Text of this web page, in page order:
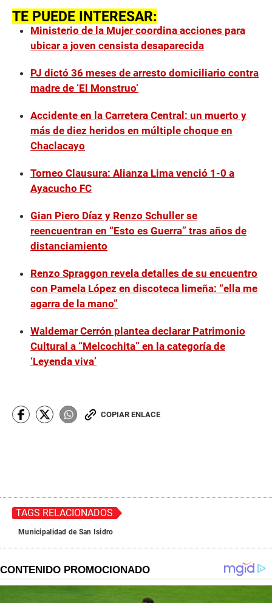
TE PUEDE INTERESAR:
Ministerio de la Mujer coordina acciones para
ubicar a joven censista desaparecida
PJ dictó 36 meses de arresto domiciliario contra
madre de ‘El Monstruo’
Accidente en la Carretera Central: un muerto y
más de diez heridos en múltiple choque en
Chaclacayo
Torneo Clausura: Alianza Lima venció 1-0 a
Ayacucho FC
Gian Piero Díaz y Renzo Schuller se
reencuentran en “Esto es Guerra” tras años de
distanciamiento
Renzo Spraggon revela detalles de su encuentro
con Pamela López en discoteca limeña: “ella me
agarra de la mano”
Waldemar Cerrón plantea declarar Patrimonio
Cultural a “Melcochita” en la categoría de
‘Leyenda viva’
COPIAR ENLACE
TAGS RELACIONADOS
Municipalidad de San Isidro